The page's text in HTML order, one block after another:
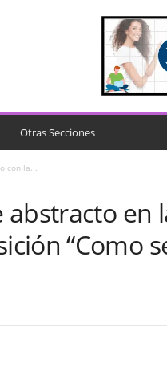
Otras Secciones
con la...
abstracto en
“Como